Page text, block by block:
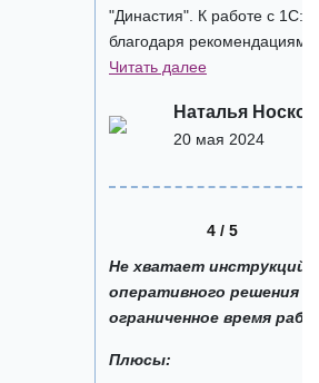
"Династия". К работе с 1С:
благодаря рекомендациям
Читать далее
Наталья
20 мая 2024
4 / 5
Не хватает инструкций,
оперативного решения
ограниченное время
Плюсы: